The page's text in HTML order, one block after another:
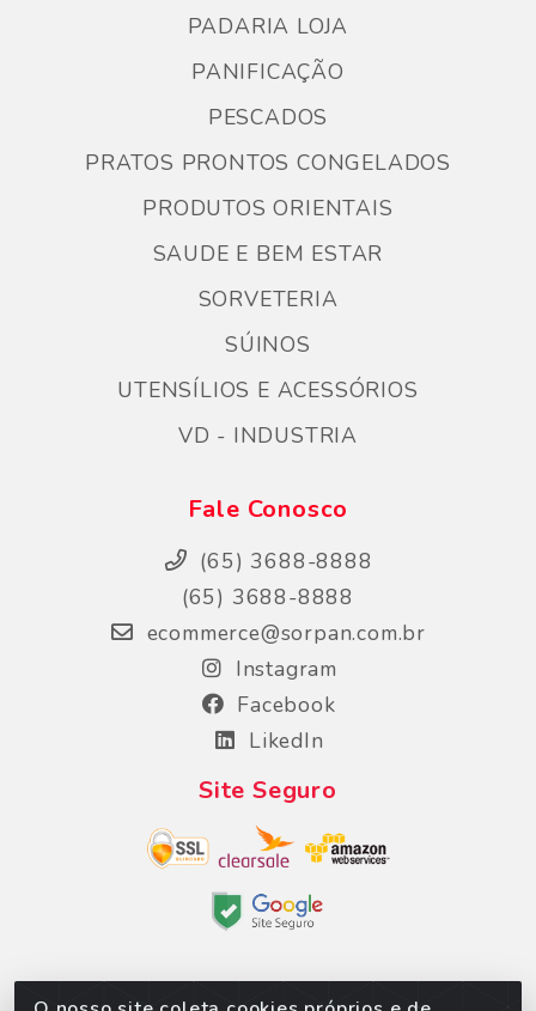
PADARIA LOJA
PANIFICAÇÃO
PESCADOS
PRATOS PRONTOS CONGELADOS
PRODUTOS ORIENTAIS
SAUDE E BEM ESTAR
SORVETERIA
SÚINOS
UTENSÍLIOS E ACESSÓRIOS
VD - INDUSTRIA
Fale Conosco
(65) 3688-8888
(65) 3688-8888
ecommerce@sorpan.com.br
Instagram
Facebook
LikedIn
Site Seguro